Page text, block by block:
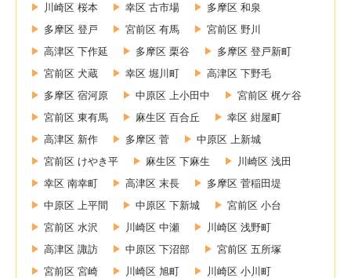
川崎区 桜本
幸区 古市場
多摩区 和泉
多摩区 登戸
宮前区 有馬
宮前区 野川
高津区 下作延
多摩区 栗谷
多摩区 登戸新町
宮前区 犬蔵
幸区 堀川町
高津区 下野毛
多摩区 宿河原
中原区 上小田中
宮前区 梶ケ谷
宮前区 東有馬
麻生区 百合丘
幸区 紺屋町
高津区 新作
多摩区 菅
中原区 上新城
宮前区 けやき平
麻生区 下麻生
川崎区 浅田
幸区 南幸町
高津区 末長
多摩区 菅稲田堤
中原区 上平間
中原区 下新城
宮前区 小台
宮前区 水沢
川崎区 中瀬
川崎区 浅野町
高津区 諏訪
中原区 下沼部
宮前区 五所塚
宮前区 宮崎
川崎区 旭町
川崎区 小川町